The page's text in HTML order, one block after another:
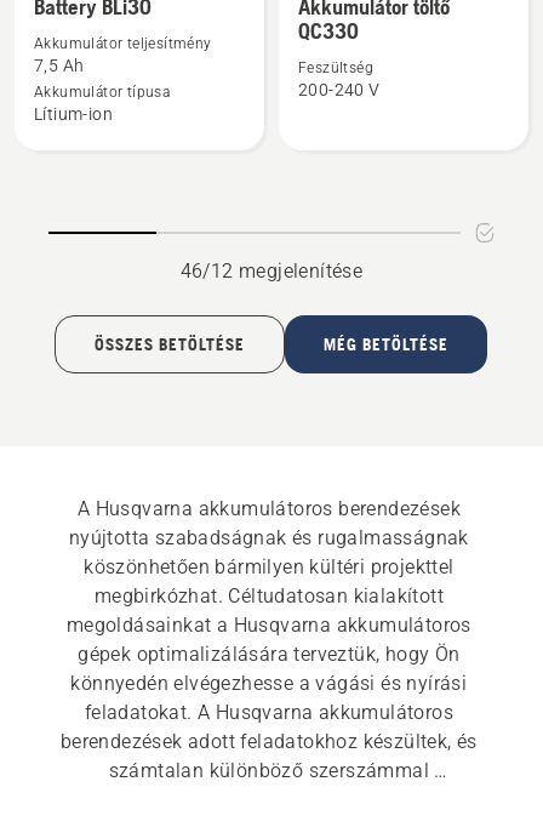
Battery
BLi30
termékről
Battery BLi30
Akkumulátor teljesítmény
7,5 Ah
Akkumulátor típusa
Lítium-ion
a(z)
Akkumulátor
töltő
Akkumulátor töltő
QC330
Feszültség
200-240 V
46/12 megjelenítése
ÖSSZES BETÖLTÉSE MÉG BETÖLTÉSE
A Husqvarna akkumulátoros berendezések
nyújtotta szabadságnak és rugalmasságnak
köszönhetően bármilyen kültéri projekttel
megbirkózhat. Céltudatosan kialakított
megoldásainkat a Husqvarna akkumulátoros
gépek optimalizálására terveztük, hogy Ön
könnyedén elvégezhesse a vágási és nyírási
feladatokat. A Husqvarna akkumulátoros
berendezések adott feladatokhoz készültek, és
számtalan különböző szerszámmal